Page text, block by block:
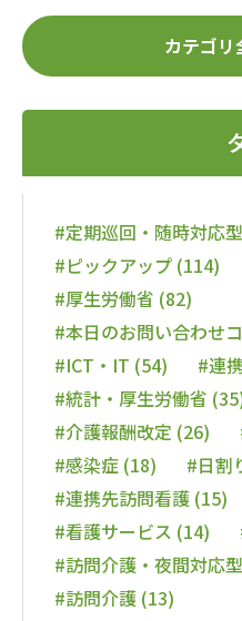
カテゴリ
#定期巡回・随時対応
#ピックアップ (114)
#厚生労働省 (82)
#本日のお問い合わせ
#ICT・IT (54)
#連
#統計・厚生労働省
#介護報酬改定 (26)
#感染症 (18)
#日割
#連携先訪問看護 (15)
#看護サービス (14)
#訪問介護・夜間対応
#訪問介護 (13)